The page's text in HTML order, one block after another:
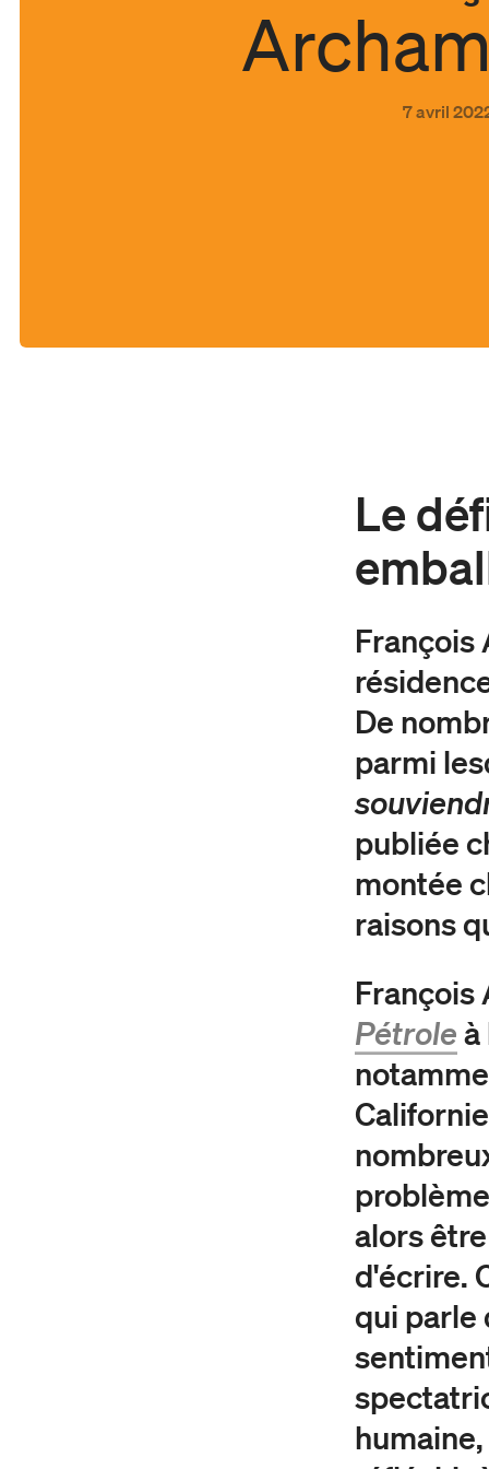
7 avril
Le
François
De
parmi
publiée
montée
raisons
François
Pétrole à
alors
d'écrire.
qui parle